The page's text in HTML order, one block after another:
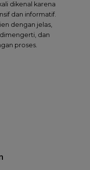
dikenal karena
dan informatif.
dengan jelas,
dan
proses.